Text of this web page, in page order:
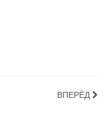
ВПЕРЁД